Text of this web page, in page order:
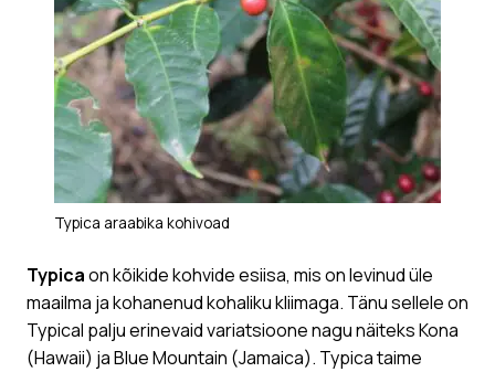
Typica araabika kohivoad
Typicaon kõikide kohvide esiisa, mis on levinud üle
maailma ja kohanenud kohaliku kliimaga. Tänu sellele on
Typical palju erinevaid variatsioone nagu näiteks Kona
(Hawaii) ja Blue Mountain (Jamaica). Typica taime